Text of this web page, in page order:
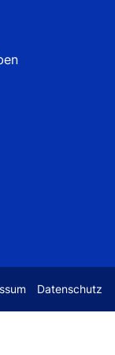
Datenschutz